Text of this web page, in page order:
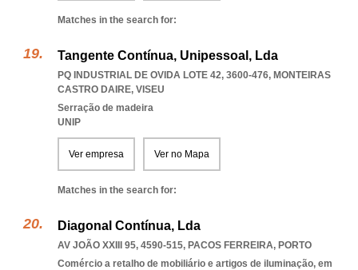
Matches in the search for:
Tangente Contínua, Unipessoal, Lda
PQ INDUSTRIAL DE OVIDA LOTE 42, 3600-476, MONTEIRAS
CASTRO DAIRE, VISEU
Serração de madeira
UNIP
Ver empresa Ver no Mapa
Matches in the search for:
Diagonal Contínua, Lda
AV JOÃO XXIII 95, 4590-515, PACOS FERREIRA, PORTO
Comércio a retalho de mobiliário e artigos de iluminação, em